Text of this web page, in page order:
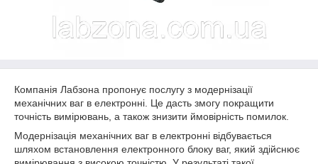
Компанія Лабзона пропонує послугу з модернізації
механічних ваг в електронні. Це дасть змогу покращити
точність вимірювань, а також знизити ймовірність помилок.
Модернізація механічних ваг в електронні відбувається
шляхом встановлення електронного блоку ваг, який здійснює